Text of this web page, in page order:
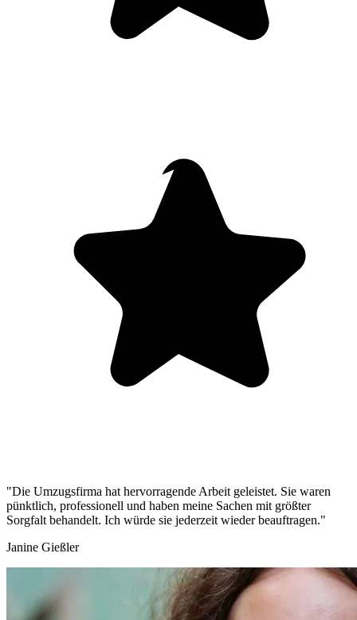
"Die Umzugsfirma hat hervorragende Arbeit geleistet. Sie waren
pünktlich, professionell und haben meine Sachen mit größter
Sorgfalt behandelt. Ich würde sie jederzeit wieder beauftragen."
Janine Gießler